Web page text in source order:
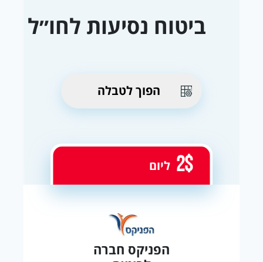
הפוך לטבלה
ביטוח נסיעות לחו״ל
הפניקס חברה
2$ ליום